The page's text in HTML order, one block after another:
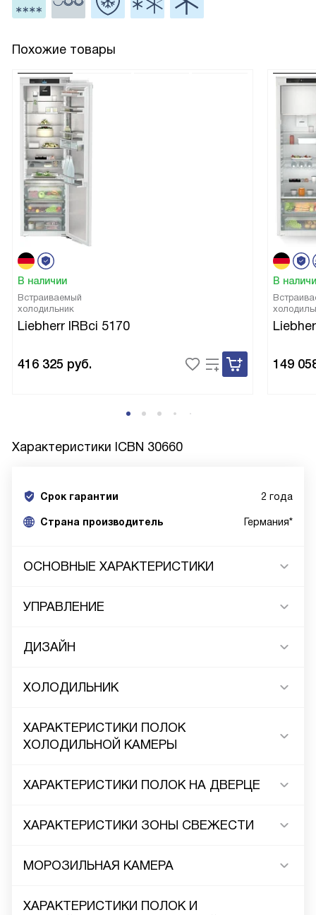
Похожие товары
В наличии
Встраиваемый
холодильник
Liebherr IRBci 5170
416 325 руб.
В
149
Характеристики ICBN 30660
Срок гарантии 2 года
Cтрана производитель Германия*
ОСНОВНЫЕ ХАРАКТЕРИСТИКИ
УПРАВЛЕНИЕ
ДИЗАЙН
ХОЛОДИЛЬНИК
ХАРАКТЕРИСТИКИ ПОЛОК
ХОЛОДИЛЬНОЙ КАМЕРЫ
ХАРАКТЕРИСТИКИ ПОЛОК НА ДВЕРЦЕ
ХАРАКТЕРИСТИКИ ЗОНЫ СВЕЖЕСТИ
МОРОЗИЛЬНАЯ КАМЕРА
ХАРАКТЕРИСТИКИ ПОЛОК И